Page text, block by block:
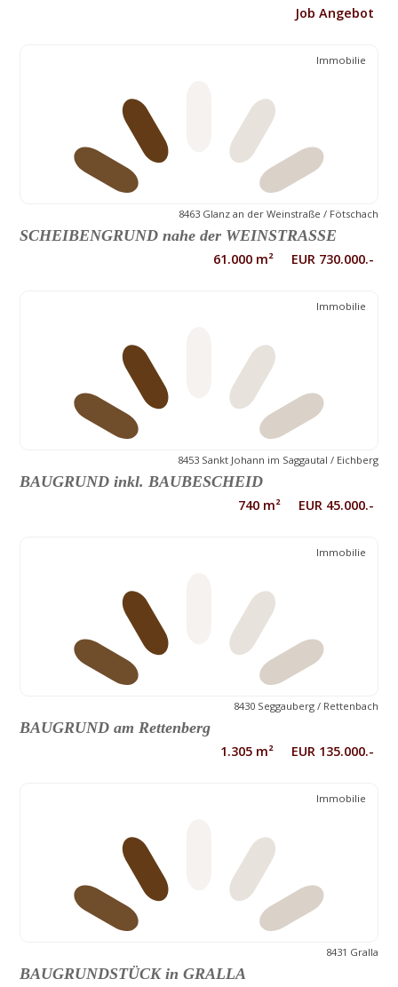
Job Angebot
Immobilie
8463 Glanz an der Weinstraße / Fötschach
SCHEIBENGRUND nahe der WEINSTRASSE
61.000 m² EUR 730.000.-
Immobilie
8453 Sankt Johann im Saggautal / Eichberg
BAUGRUND inkl. BAUBESCHEID
740 m² EUR 45.000.-
Immobilie
8430 Seggauberg / Rettenbach
BAUGRUND am Rettenberg
1.305 m² EUR 135.000.-
Immobilie
8431 Gralla
BAUGRUNDSTÜCK in GRALLA